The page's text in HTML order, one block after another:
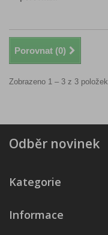
Porovnat (0)
Zobrazeno 1 – 3 z 3 položek
Odběr novinek
Kategorie
Informace